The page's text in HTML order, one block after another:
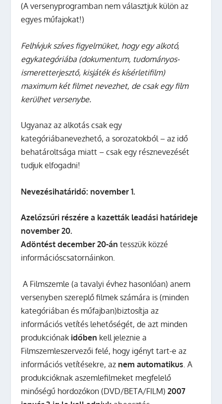
(A versenyprogramban nem választjuk külön az
egyes műfajokat!)
Felhívjuk szíves figyelmüket, hogy egy alkotó,
egykategóriába (dokumentum, tudományos-
ismeretterjesztő, kisjáték és kísérletifilm)
maximum két filmet nevezhet, de csak egy film
kerülhet versenybe.
Ugyanaz az alkotás csak egy
kategóriábanevezhető, a sorozatokból – az idő
behatároltsága miatt – csak egy résznevezését
tudjuk elfogadni!
Nevezésihatáridő: november 1.
Azelőzsűri részére a kazetták leadási határideje
november 20.
Adöntést december 20-ántesszük közzé
információscsatornáinkon.
A Filmszemle (a tavalyi évhez hasonlóan) anem
versenyben szereplő filmek számára is (minden
kategóriában és műfajban)biztosítja az
információs vetítés lehetőségét, de azt minden
produkciónak időben kell jeleznie a
Filmszemleszervezői felé, hogy igényt tart-e az
információs vetítésekre, az nem automatikus . A
produkcióknak aszemlefilmeket megfelelő
minőségű hordozókon (DVD/BETA/FILM) 2007